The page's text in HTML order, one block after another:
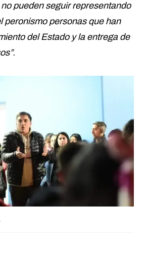
pueden seguir representando
peronismo personas que han
del Estado y la entrega de